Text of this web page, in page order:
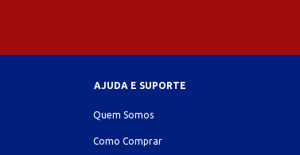
AJUDA E SUPORTE
Quem Somos
Como Comprar